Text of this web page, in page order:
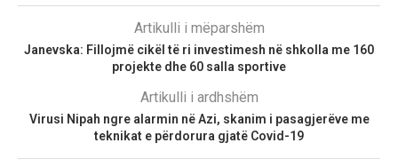
Artikulli i mëparshëm
Janevska: Fillojmë cikël të ri investimesh në shkolla me 160
projekte dhe 60 salla sportive
Artikulli i ardhshëm
Virusi Nipah ngre alarmin në Azi, skanim i pasagjerëve me
teknikat e përdorura gjatë Covid-19